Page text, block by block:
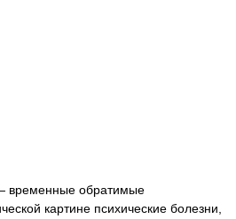
временные обратимые
картине психические болезни,